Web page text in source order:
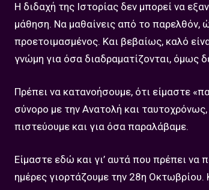
Η διδαχή της Ιστορίας δεν μπορεί να
μάθηση. Να μαθαίνεις από το παρελθόν,
προετοιμασμένος. Και βεβαίως, καλό
γνώμη για όσα διαδραματίζονται, όμως
Πρέπει να κατανοήσουμε, ότι είμαστε
σύνορο με την Ανατολή και
πιστεύουμε και για όσα παραλάβαμε.
Είμαστε εδώ και γι’ αυτά που πρέπει να
ημέρες γιορτάζουμε την 28η Οκτωβρίου.